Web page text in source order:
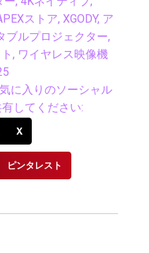
ストア, XGODY, ア
ブルプロジェクター,
, ワイヤレス映像機
に入りのソーシャル
してください:
X
ピンタレスト